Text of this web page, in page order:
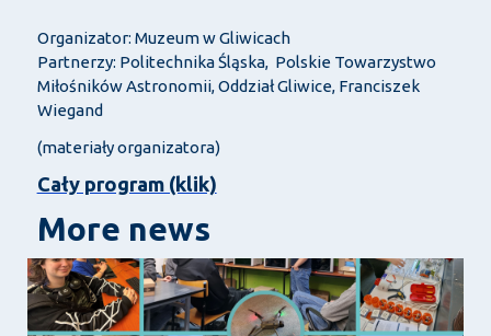
Organizator: Muzeum w Gliwicach
Partnerzy: Politechnika Śląska, Polskie Towarzystwo
Miłośników Astronomii, Oddział Gliwice, Franciszek
Wiegand
(materiały organizatora)
Cały program (klik)
More news